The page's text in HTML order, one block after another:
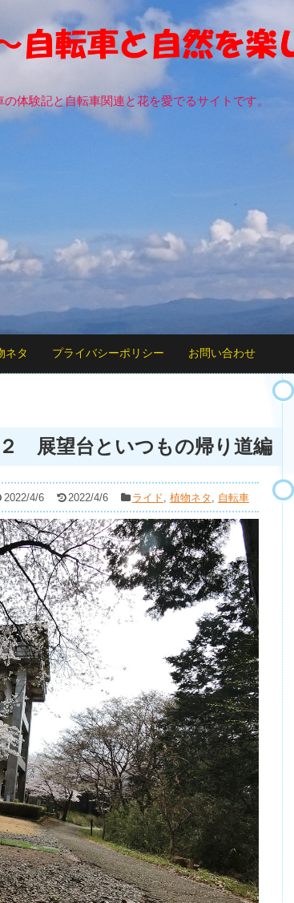
の体験記と自転車関連と花を愛でるサイトです。
ネタ プライバシーポリシー お問い合わせ
展望台といつもの帰り道編
2022/4/6 2022/4/6 ライド, 植物ネタ , 自転車